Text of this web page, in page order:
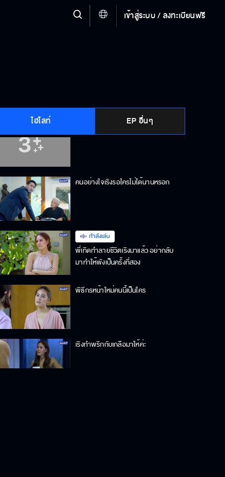
เข้าสู่ระบบ / ลงทะเบียนฟรี
ไฮไลท์ EP อื่นๆ
ไปโกหกเขาทำไมว่าคุณเป็นเลขาผม
คนอย่างใจเริงรอใครไม่ได้นานหรอก
กำลังเล่น
พี่เทิดทำลายชีวิตเริงมาแล้ว อย่ากลับ
มาทำให้พังเป็นครั้งที่สอง
พิธีกรหน้าใหม่คนนี้เป็นใคร
เริงทำพริกกับเกลือมาให้ค่ะ